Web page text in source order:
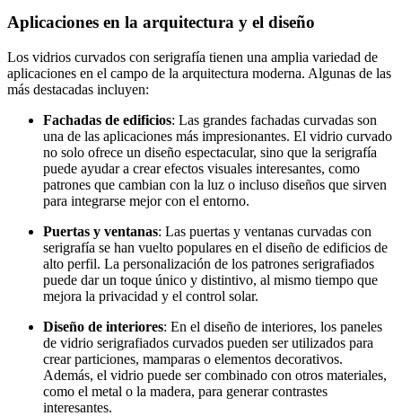
Aplicaciones en la arquitectura y el diseño
Los vidrios curvados con serigrafía tienen una amplia variedad de
aplicaciones en el campo de la arquitectura moderna. Algunas de las
más destacadas incluyen:
Fachadas de edificios: Las grandes fachadas curvadas son
una de las aplicaciones más impresionantes. El vidrio curvado
no solo ofrece un diseño espectacular, sino que la serigrafía
puede ayudar a crear efectos visuales interesantes, como
patrones que cambian con la luz o incluso diseños que sirven
para integrarse mejor con el entorno.
Puertas y ventanas: Las puertas y ventanas curvadas con
serigrafía se han vuelto populares en el diseño de edificios de
alto perfil. La personalización de los patrones serigrafiados
puede dar un toque único y distintivo, al mismo tiempo que
mejora la privacidad y el control solar.
Diseño de interiores: En el diseño de interiores, los paneles
de vidrio serigrafiados curvados pueden ser utilizados para
crear particiones, mamparas o elementos decorativos.
Además, el vidrio puede ser combinado con otros materiales,
como el metal o la madera, para generar contrastes
interesantes.